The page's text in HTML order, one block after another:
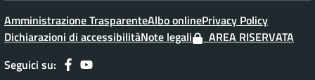
Amministrazione TrasparenteAlbo onlinePrivacy Policy
Dichiarazioni di accessibilitàNote legali
AREA RISERVATA
Seguici su: